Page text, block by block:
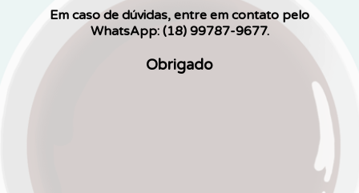
Em caso de dúvidas, entre em contato pelo
WhatsApp: (18) 99787-9677.
Obrigado